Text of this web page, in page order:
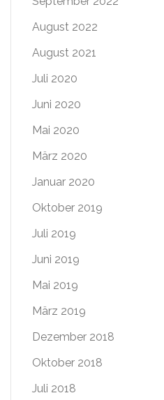
August 2022
August 2021
Juli 2020
Juni 2020
Mai 2020
März 2020
Januar 2020
Oktober 2019
Juli 2019
Juni 2019
Mai 2019
März 2019
Dezember 2018
Oktober 2018
Juli 2018